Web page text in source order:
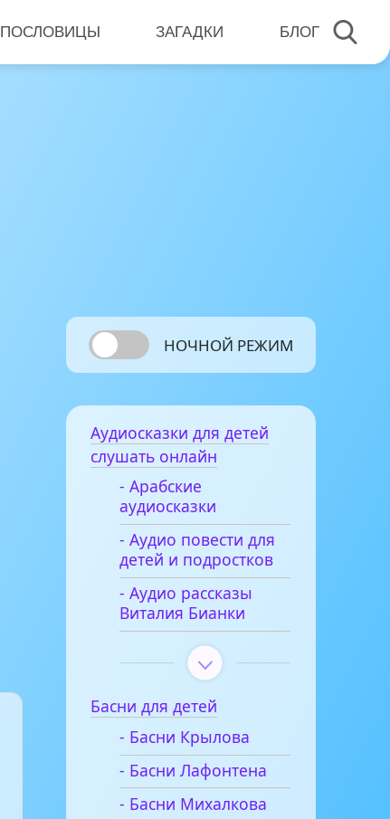
ПОСЛОВИЦЫ ЗАГАДКИ БЛОГ
НОЧНОЙ РЕЖИМ
Аудиосказки для детей
слушать онлайн
- Арабские
аудиосказки
- Аудио повести для
детей и подростков
- Аудио рассказы
Виталия Бианки
Басни для детей
- Басни Крылова
- Басни Лафонтена
- Басни Михалкова